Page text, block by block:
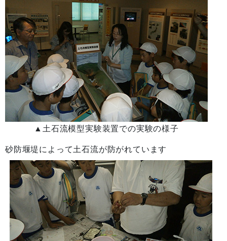
▲土石流模型実験装置での実験の様子
砂防堰堤によって土石流が防がれています